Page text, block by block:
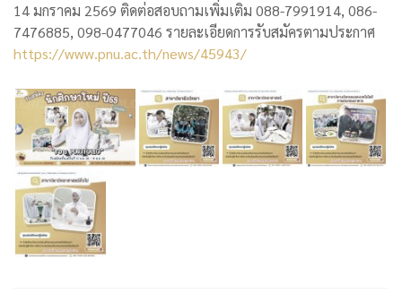
14 มกราคม 2569 ติดต่อสอบถามเพิ่มเติม 088-7991914, 086-
7476885, 098-0477046 รายละเอียดการรับสมัครตามประกาศ
https://www.pnu.ac.th/news/45943/